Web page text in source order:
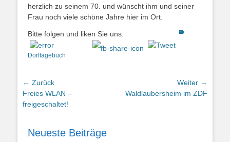
herzlich zu seinem 70. und wünscht ihm und seiner
Frau noch viele schöne Jahre hier im Ort.
Bitte folgen und liken Sie uns: Kategorien
Dorftagebuch
Beitragsnavigation
← Zurück
Vorhergehender
Beitrag:
Freies WLAN –
freigeschaltet!
Weiter →
Nächster
Waldlaubersheim im ZDF
Neueste Beiträge